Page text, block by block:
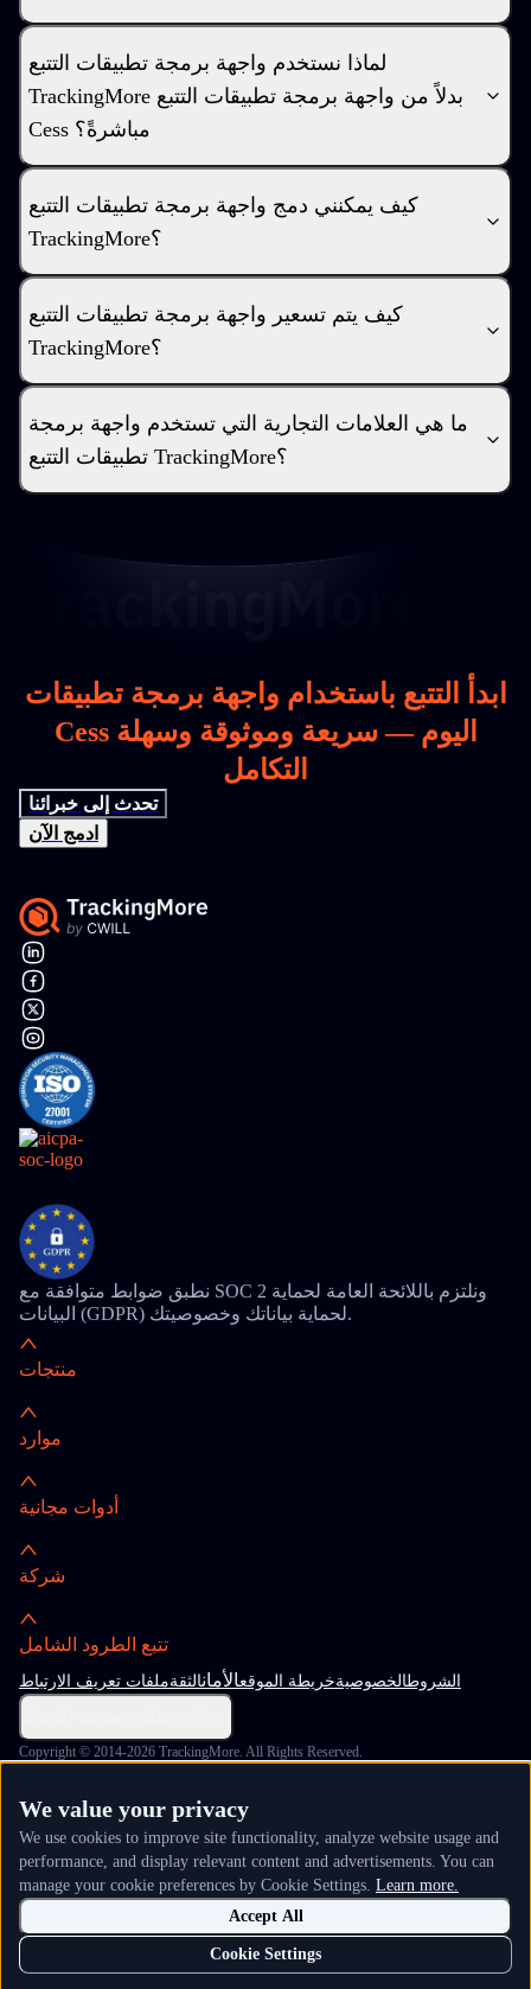
لماذا نستخدم واجهة برمجة تطبيقات التتبع
TrackingMore بدلاً من واجهة برمجة تطبيقات التتبع
Cess مباشرةً؟
كيف يمكنني دمج واجهة برمجة تطبيقات التتبع
TrackingMore؟
كيف يتم تسعير واجهة برمجة تطبيقات التتبع
TrackingMore؟
ما هي العلامات التجارية التي تستخدم واجهة برمجة
تطبيقات التتبع TrackingMore؟
ابدأ التتبع باستخدام واجهة برمجة تطبيقات
Cess اليوم — سريعة وموثوقة وسهلة
التكامل
تحدث إلى خبرائنا
ادمج الآن
نطبق ضوابط متوافقة مع SOC 2 ونلتزم باللائحة العامة لحماية
البيانات (GDPR) لحماية بياناتك وخصوصيتك.
منتجات
موارد
أدوات مجانية
شركة
تتبع الطرود الشامل
الشروطالخصوصيةخريطة الموقعالأمانالثقةملفات تعريف الارتباط
Copyright © 2014-2026 TrackingMore. All Rights Reserved.
We value your privacy
We use cookies to improve site functionality, analyze website usage and
performance, and display relevant content and advertisements. You can
manage your cookie preferences by Cookie Settings. Learn more.
Cookie Settings
Accept All